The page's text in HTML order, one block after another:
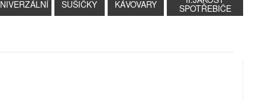
SUŠIČKY KÁVOVARY SPOTŘEBIČE